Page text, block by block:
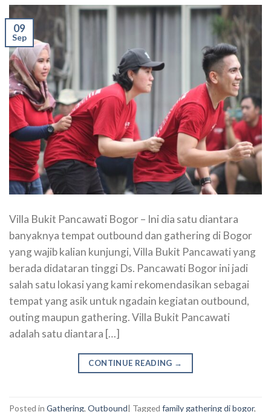
09
Sep
Villa Bukit Pancawati Bogor – Ini dia satu diantara
banyaknya tempat outbound dan gathering di Bogor
yang wajib kalian kunjungi, Villa Bukit Pancawati yang
berada didataran tinggi Ds. Pancawati Bogor ini jadi
salah satu lokasi yang kami rekomendasikan sebagai
tempat yang asik untuk ngadain kegiatan outbound,
outing maupun gathering. Villa Bukit Pancawati
adalah satu diantara […]
CONTINUE READING →
Posted in Gathering, Outbound| Tagged family gathering di bogor,